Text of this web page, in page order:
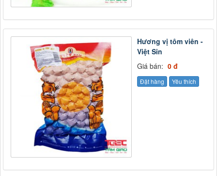
Hương vị tôm viên -
Việt Sin
Giá bán: 0 đ
Đặt hàng Yêu thích